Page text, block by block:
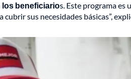
los beneficiarios. Este programa es
sus necesidades básicas”,